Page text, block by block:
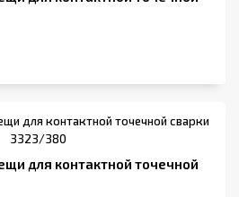
для контактной точечной